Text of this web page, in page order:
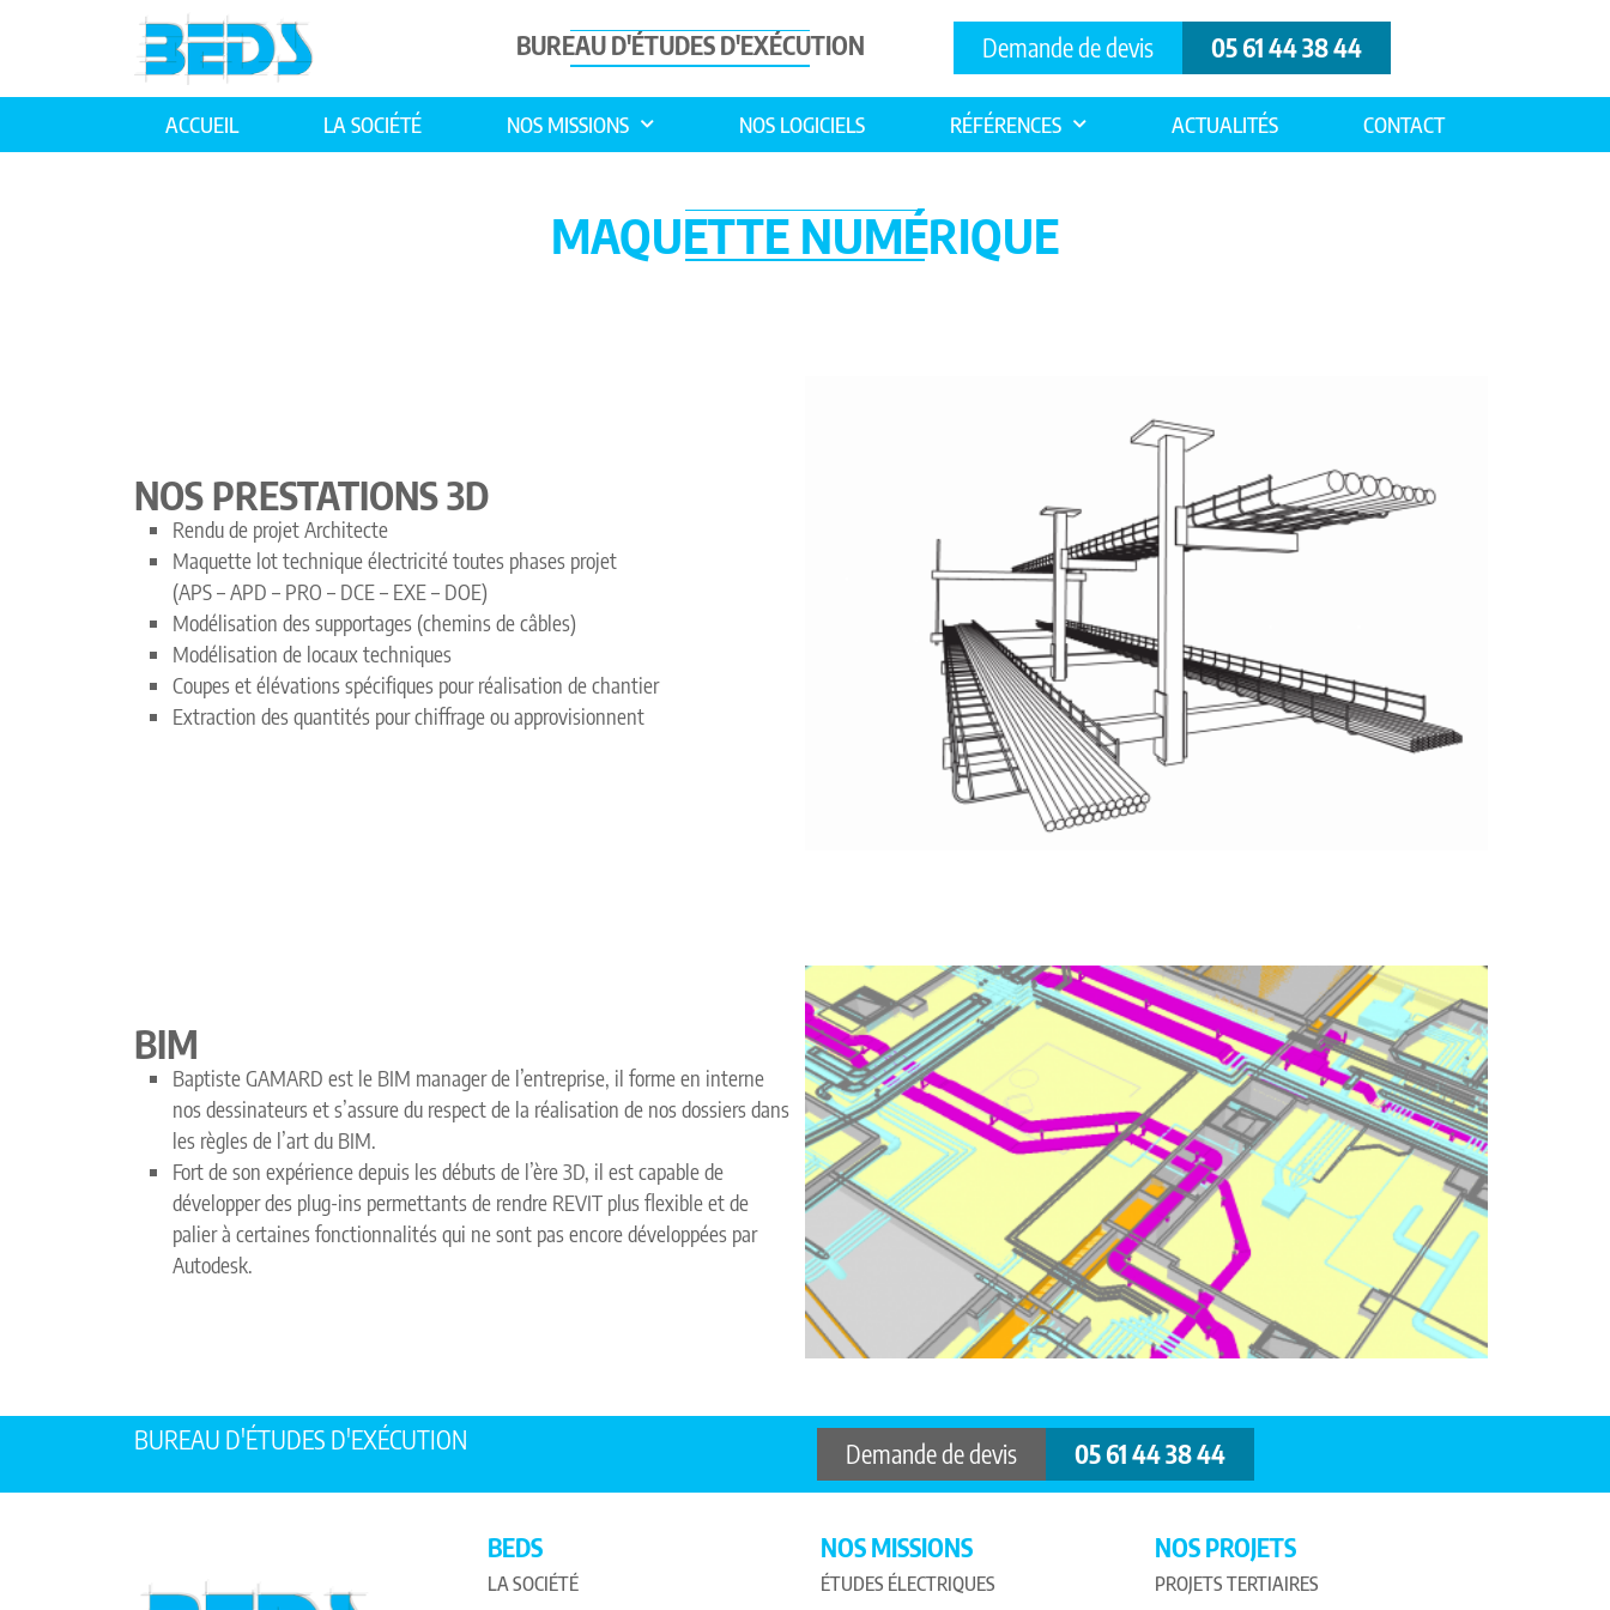
BUREAU D'ÉTUDES D'EXÉCUTION Demande de devis 05 61 44 38 44
ACCUEIL LA SOCIÉTÉ NOS MISSIONS NOS LOGICIELS RÉFÉRENCES ACTUALITÉS CONTACT
MAQUETTE NUMÉRIQUE
NOS PRESTATIONS 3D
Rendu de projet Architecte
Maquette lot technique électricité toutes phases projet
(APS – APD – PRO – DCE – EXE – DOE)
Modélisation des supportages (chemins de câbles)
Modélisation de locaux techniques
Coupes et élévations spécifiques pour réalisation de chantier
Extraction des quantités pour chiffrage ou approvisionnent
BIM
Baptiste GAMARD est le BIM manager de l’entreprise, il forme en interne
nos dessinateurs et s’assure du respect de la réalisation de nos dossiers dans
les règles de l’art du BIM.
Fort de son expérience depuis les débuts de l’ère 3D, il est capable de
développer des plug-ins permettants de rendre REVIT plus flexible et de
palier à certaines fonctionnalités qui ne sont pas encore développées par
Autodesk.
BUREAU D'ÉTUDES D'EXÉCUTION Demande de devis 05 61 44 38 44
BEDS
LA SOCIÉTÉ
NOS MISSIONS
ÉTUDES ÉLECTRIQUES
NOS PROJETS
PROJETS TERTIAIRES